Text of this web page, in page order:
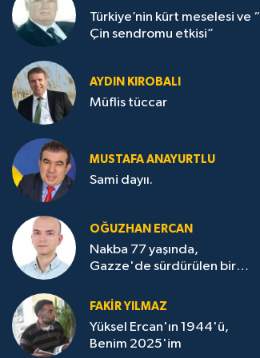
Türkiye’nin kürt meselesi ve “
Çin sendromu etkisi”
AYDIN KIROBALI
Müflis tüccar
MUSTAFA ANAYURTLU
Sami dayıı.
OĞUZHAN ERCAN
Nakba 77 yaşında,
Gazze'de sürdürülen bir
FAKİR YILMAZ
Yüksel Ercan'ın 1944'ü,
Benim 2025'im